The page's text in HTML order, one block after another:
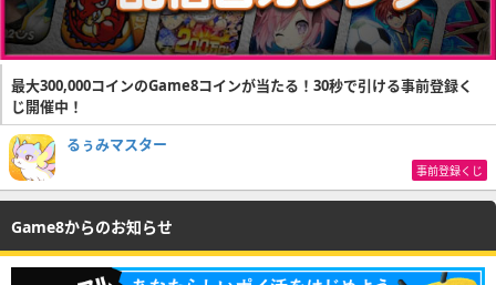
最大300,000コインのGame8コインが当たる！30秒で引ける事前登録く
じ開催中！
るぅみマスター
事前登録くじ
Game8からのお知らせ